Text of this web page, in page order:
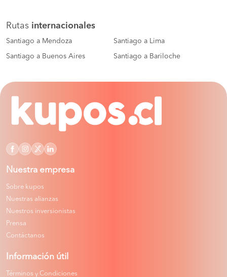
Rutas internacionales
Santiago a Mendoza Santiago a Lima
Santiago a Buenos Aires Santiago a Bariloche
Nuestra empresa
Sobre kupos
Nuestras alianzas
Nuestros inversionistas
Prensa
Contáctanos
Información útil
Términos y Condiciones